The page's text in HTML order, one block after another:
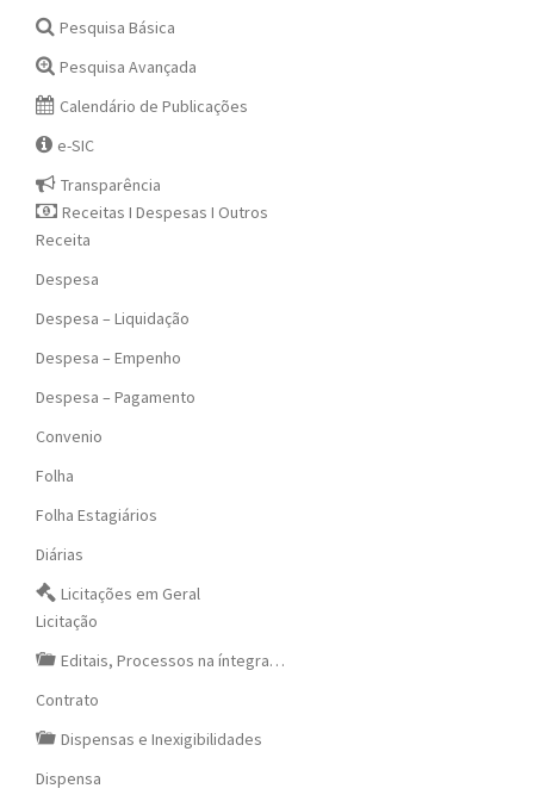
Pesquisa Básica
Pesquisa Avançada
Calendário de Publicações
e-SIC
Transparência
Receitas I Despesas I Outros
Receita
Despesa
Despesa – Liquidação
Despesa – Empenho
Despesa – Pagamento
Convenio
Folha
Folha Estagiários
Diárias
Licitações em Geral
Licitação
Editais, Processos na íntegra…
Contrato
Dispensas e Inexigibilidades
Dispensa